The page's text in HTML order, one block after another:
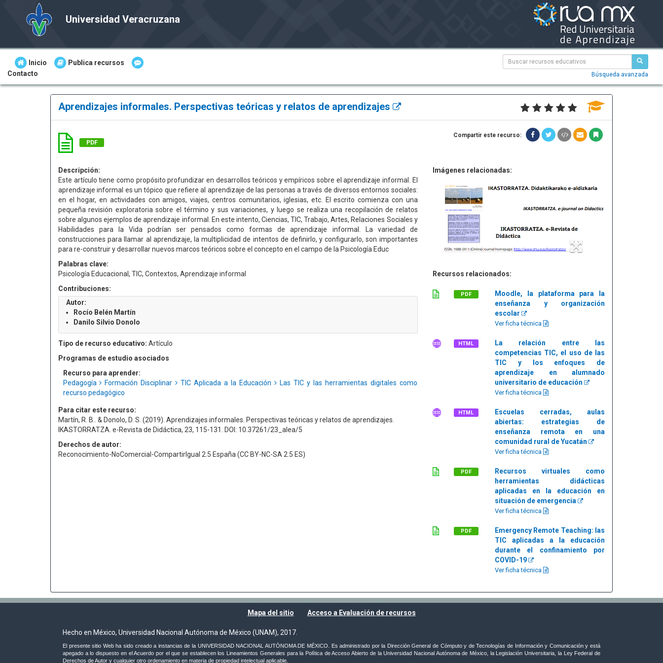
Universidad Veracruzana
Inicio
Publica recursos
Contacto
Búsqueda avanzada
Aprendizajes informales. Perspectivas teóricas y relatos de aprendizajes
PDF
Compartir este recurso:
Descripción:
Este artículo tiene como propósito profundizar en desarrollos teóricos y empíricos sobre el aprendizaje informal. El
aprendizaje informal es un tópico que refiere al aprendizaje de las personas a través de diversos entornos sociales:
en el hogar, en actividades con amigos, viajes, centros comunitarios, iglesias, etc. El escrito comienza con una
pequeña revisión exploratoria sobre el término y sus variaciones, y luego se realiza una recopilación de relatos
sobre algunos ejemplos de aprendizaje informal. En este intento, Ciencias, TIC, Trabajo, Artes, Relaciones Sociales y
Habilidades para la Vida podrían ser pensados como formas de aprendizaje informal. La variedad de
construcciones para llamar al aprendizaje, la multiplicidad de intentos de definirlo, y configurarlo, son importantes
para re-construir y desarrollar nuevos marcos teóricos sobre el concepto en el campo de la Psicología Educ
Palabras clave:
Psicología Educacional, TIC, Contextos, Aprendizaje informal
Contribuciones:
Autor:
Rocío Belén Martín
Danilo Silvio Donolo
Tipo de recurso educativo: Artículo
Programas de estudio asociados
Recurso para aprender:
Pedagogía
Formación Disciplinar TIC Aplicada a la Educación
Las TIC y las herramientas digitales como
recurso pedagógico
Para citar este recurso:
Martín, R. B.. & Donolo, D. S. (2019). Aprendizajes informales. Perspectivas teóricas y relatos de aprendizajes.
IKASTORRATZA. e-Revista de Didáctica, 23, 115-131. DOI: 10.37261/23_alea/5
Derechos de autor:
Reconocimiento-NoComercial-CompartirIgual 2.5 España (CC BY-NC-SA 2.5 ES)
Imágenes relacionadas:
Recursos relacionados:
PDF
Moodle, la plataforma para la
enseñanza y organización
escolar
Ver ficha técnica
HTML
La relación entre las
competencias TIC, el uso de las
TIC y los enfoques de
aprendizaje en alumnado
universitario de educación
Ver ficha técnica
HTML
Escuelas cerradas, aulas
abiertas: estrategias de
enseñanza remota en una
comunidad rural de Yucatán
Ver ficha técnica
PDF
Recursos virtuales como
herramientas didácticas
aplicadas en la educación en
situación de emergencia
Ver ficha técnica
PDF
Emergency Remote Teaching: las
TIC aplicadas a la educación
durante el confinamiento por
COVID-19
Ver ficha técnica
Mapa del sitio Acceso a Evaluación de recursos
Hecho en México, Universidad Nacional Autónoma de México (UNAM), 2017.
El presente sitio Web ha sido creado a instancias de la UNIVERSIDAD NACIONAL AUTÓNOMA DE MÉXICO. Es administrado por la Dirección General de Cómputo y de Tecnologías de Información y Comunicación y está
apegado a lo dispuesto en el Acuerdo por el que se establecen los Lineamientos Generales para la Política de Acceso Abierto de la Universidad Nacional Autónoma de México, la Legislación Universitaria, la Ley Federal de
Derechos de Autor y cualquier otro ordenamiento en materia de propiedad intelectual aplicable.